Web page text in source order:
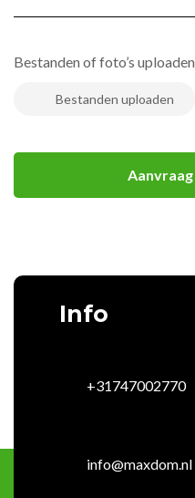
Bestanden of foto’s uploaden
Info
+31747002770
info@maxdom.nl